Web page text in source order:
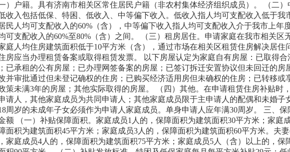
一）户籍。具有济南市相关区常住居民户籍（非农村集体经济组织成员）。 （二）
收入包括低保、特困、低收入、中等偏下收入。低收入指人均可支配收入低于我
民人均可支配收入的60%（含），中等偏下收入指人均可支配收入介于我市上年
可支配收入的60%至80%（含）之间。 （三）租房居住。申请家庭在我市相关区
庭人均住房建筑面积低于10平方米（含），通过市场在相关区租赁住房解决居住
房应当办理租赁备案或取得租赁发票。 以下房屋认定为家庭自有房屋：已取得合
已承租的公有房屋；已办理网签备案的房屋；已签订拆迁安置协议但未回迁的房
并审批通过但未登记确权的住房；已购买经济适用房但未确权的住房；已转移或
策未满3年的房屋；其他实际取得的房屋。 （四）其他。在申请租赁住房补贴时
请人，其他家庭成员为共同申请人；其他家庭成员限于主申请人的配偶和未婚子
周岁的未成年子女必须作为申请人家庭成员。单身申请人应年满30周岁。 三、保
额 （一）补贴保障面积。家庭成员1人的，保障面积为建筑面积30平方米；家庭
面积为建筑面积45平方米；家庭成员3人的，保障面积为建筑面积60平方米。夫
家庭成员4人的，保障面积为建筑面积75平方米；家庭成员5人（含）以上的，保